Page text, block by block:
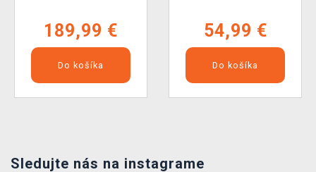
189,99 €
Do košíka
54,99 €
Do košíka
Sledujte nás na instagrame